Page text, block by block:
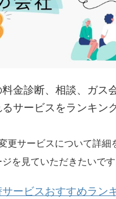
金診断、相談、ガス
サービスをランキン
更サービスについて詳細
を見ていただきたいで
ービスおすすめラン